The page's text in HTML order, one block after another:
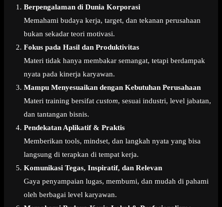
Berpengalaman di Dunia Korporasi
Memahami budaya kerja, target, dan tekanan perusahaan
bukan sekadar teori motivasi.
Fokus pada Hasil dan Produktivitas
Materi tidak hanya membakar semangat, tetapi berdampak
nyata pada kinerja karyawan.
Mampu Menyesuaikan dengan Kebutuhan Perusahaan
Materi training bersifat custom, sesuai industri, level jabatan,
dan tantangan bisnis.
Pendekatan Aplikatif & Praktis
Memberikan tools, mindset, dan langkah nyata yang bisa
langsung di terapkan di tempat kerja.
Komunikasi Tegas, Inspiratif, dan Relevan
Gaya penyampaian lugas, membumi, dan mudah di pahami
oleh berbagai level karyawan.